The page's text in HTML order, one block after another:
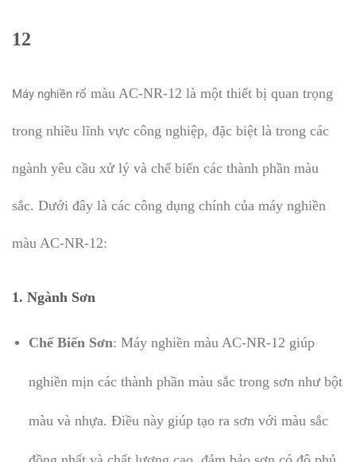
12
Máy nghiền rổ màu AC-NR-12 là một thiết bị quan trọng
trong nhiều lĩnh vực công nghiệp, đặc biệt là trong các
ngành yêu cầu xử lý và chế biến các thành phần màu
sắc. Dưới đây là các công dụng chính của máy nghiền
màu AC-NR-12:
1. Ngành Sơn
Chế Biến Sơn: Máy nghiền màu AC-NR-12 giúp
nghiền mịn các thành phần màu sắc trong sơn như bột
màu và nhựa. Điều này giúp tạo ra sơn với màu sắc